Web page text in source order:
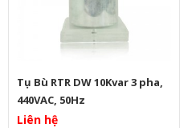
Tụ Bù RTR DW 10Kvar 3 pha,
440VAC, 50Hz
Liên hệ